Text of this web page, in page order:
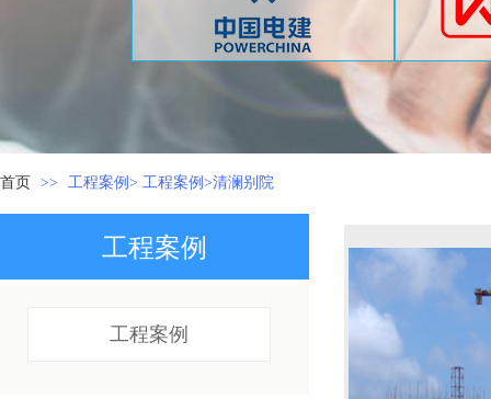
首页 >> 工程案例> 工程案例>清澜别院
工程案例
工程案例